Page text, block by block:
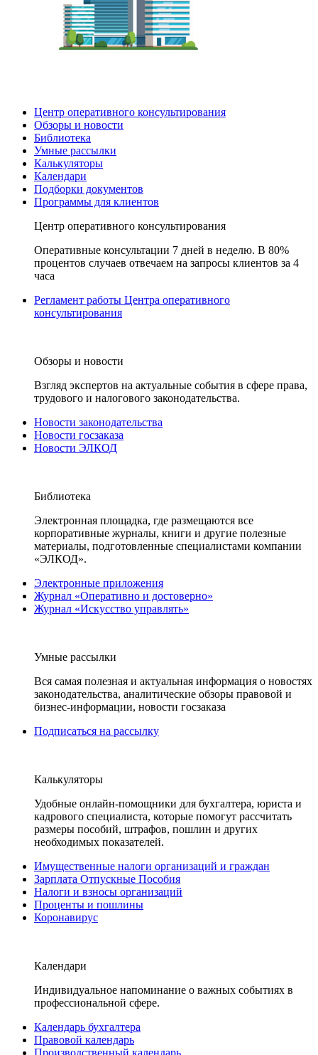
Центр оперативного консультирования
Обзоры и новости
Библиотека
Умные рассылки
Калькуляторы
Календари
Подборки документов
Программы для клиентов
Центр оперативного консультирования
Оперативные консультации 7 дней в неделю. В 80%
процентов случаев отвечаем на запросы клиентов за 4
часа
Регламент работы Центра оперативного
консультирования
Обзоры и новости
Взгляд экспертов на актуальные события в сфере права,
трудового и налогового законодательства.
Новости законодательства
Новости госзаказа
Новости ЭЛКОД
Библиотека
Электронная площадка, где размещаются все
корпоративные журналы, книги и другие полезные
материалы, подготовленные специалистами компании
«ЭЛКОД».
Электронные приложения
Журнал «Оперативно и достоверно»
Журнал «Искусство управлять»
Умные рассылки
Вся самая полезная и актуальная информация о новостях
законодательства, аналитические обзоры правовой и
бизнес-информации, новости госзаказа
Подписаться на рассылку
Калькуляторы
Удобные онлайн-помощники для бухгалтера, юриста и
кадрового специалиста, которые помогут рассчитать
размеры пособий, штрафов, пошлин и других
необходимых показателей.
Имущественные налоги организаций и граждан
Зарплата Отпускные Пособия
Налоги и взносы организаций
Проценты и пошлины
Коронавирус
Календари
Индивидуальное напоминание о важных событиях в
профессиональной сфере.
Календарь бухгалтера
Правовой календарь
Производственный календарь